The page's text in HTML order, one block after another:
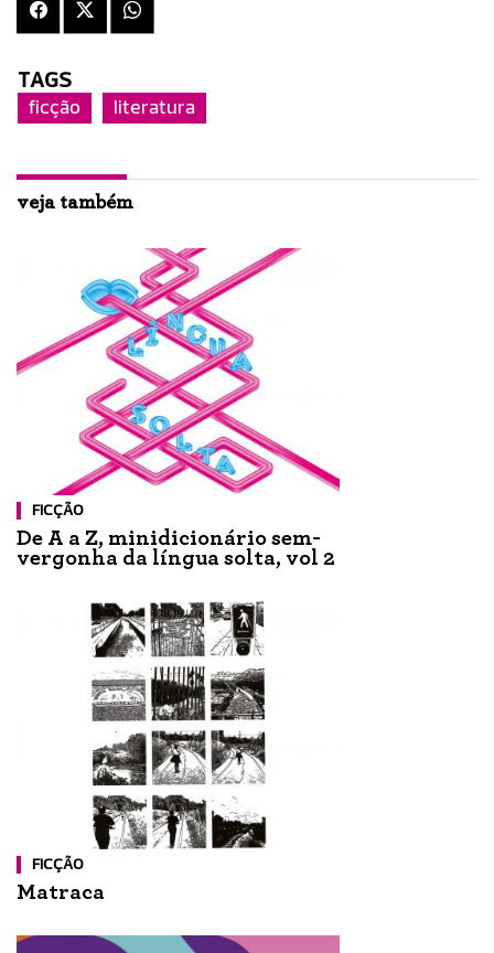
TAGS
ficção literatura
veja também
FICÇÃO
De A a Z, minidicionário sem-
vergonha da língua solta, vol 2
FICÇÃO
Matraca